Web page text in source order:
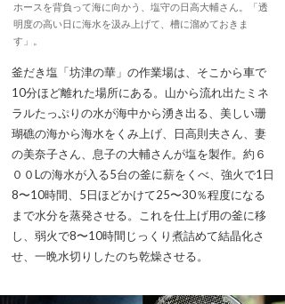
ホースを背負って海に向かう、塩守の日高大輔さん。「透
明度の高い日に海水を汲み上げて、槽に溜めておきま
す」。
釜だき塩「坊津の華」の作業場は、そこから車で
10分ほど離れた場所にある。山から流れ出たミネ
ラルたっぷりの水が海中から湧き出る、美しい珊
瑚礁の海から海水をくみ上げ、日高則夫さん、妻
の美奈子さん、息子の大輔さんが塩を製作。約６
００Lの海水が入る5台の釜に薪をくべ、強火で1日
8〜10時間、5日ほどかけて25〜30％程度になる
まで水分を蒸発させる。これを仕上げ用の釜に移
し、弱火で8〜10時間じっくり煮詰めて結晶化さ
せ、一晩水切りしたのち乾燥させる。